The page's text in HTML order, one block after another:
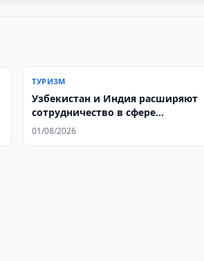
ТУРИЗМ
Узбекистан и Индия расширяют
сотрудничество в сфере
гастрономического туризма
01/08/2026